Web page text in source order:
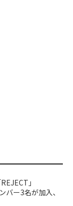
」
バー3名が加入、